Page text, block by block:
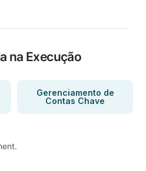
na Execução
Gerenciamento de
Contas Chave